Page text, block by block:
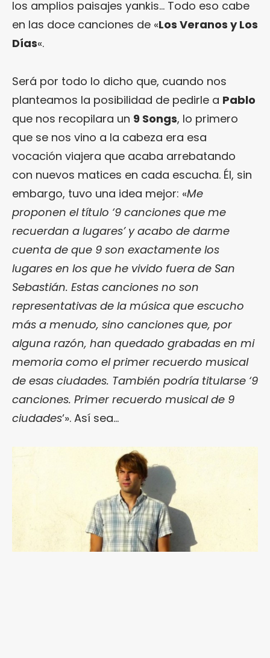
los amplios paisajes yankis… Todo eso cabe
en las doce canciones de «Los Veranos y Los
Días«.
Será por todo lo dicho que, cuando nos
planteamos la posibilidad de pedirle a Pablo
que nos recopilara un 9 Songs, lo primero
que se nos vino a la cabeza era esa
vocación viajera que acaba arrebatando
con nuevos matices en cada escucha. Él, sin
embargo, tuvo una idea mejor: «Me
proponen el título ‘9 canciones que me
recuerdan a lugares’ y acabo de darme
cuenta de que 9 son exactamente los
lugares en los que he vivido fuera de San
Sebastián. Estas canciones no son
representativas de la música que escucho
más a menudo, sino canciones que, por
alguna razón, han quedado grabadas en mi
memoria como el primer recuerdo musical
de esas ciudades. También podría titularse ‘9
canciones. Primer recuerdo musical de 9
ciudades‘». Así sea…